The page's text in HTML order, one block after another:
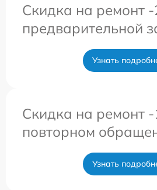
Скидка на ремонт
предварительной
Узнать
Скидка на ремонт
повторном
Узнать